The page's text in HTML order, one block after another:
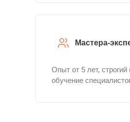
Мастера-
Опыт от 5 лет, строгий
обучение